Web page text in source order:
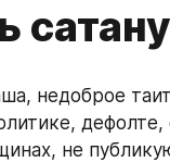
сатану
недоброе
не